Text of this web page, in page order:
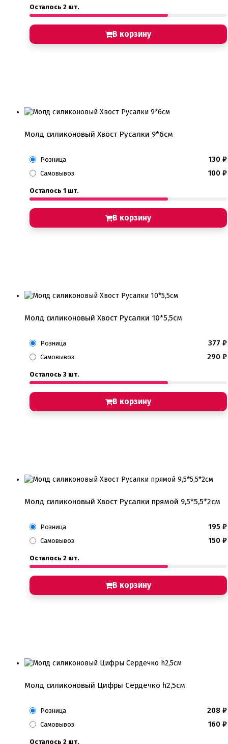
Осталось 2 шт.
В корзину
Молд силиконовый Хвост Русалки 9*6см
Розница 130 ₽
Самовывоз 100 ₽
Осталось 1 шт.
В корзину
Молд силиконовый Хвост Русалки 10*5,5см
Розница 377 ₽
Самовывоз 290 ₽
Осталось 3 шт.
В корзину
Молд силиконовый Хвост Русалки прямой 9,5*5,5*2см
Розница 195 ₽
Самовывоз 150 ₽
Осталось 2 шт.
В корзину
Молд силиконовый Цифры Сердечко h2,5см
Розница 208 ₽
Самовывоз 160 ₽
Осталось 2 шт.